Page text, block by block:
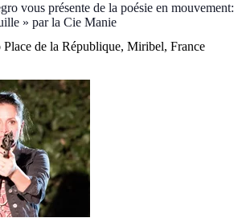
vous présente de la poésie en mouvement:
» par la Cie Manie
Place de la République, Miribel, France